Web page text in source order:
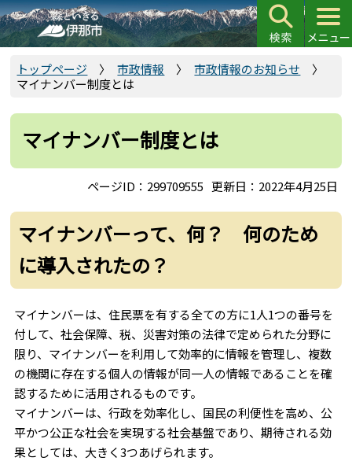
こ
の
ペ
で
トップページ 市政情報
市政情報のお知らせ
マイナンバー制度とは
マイナンバー制度とは
ページID：299709555 更新日：2022年4月25日
マイナンバーって、何？ 何のため
に導入されたの？
マイナンバーは、住民票を有する全ての方に1人1つの番号を
付して、社会保障、税、災害対策の法律で定められた分野に
限り、マイナンバーを利用して効率的に情報を管理し、複数
の機関に存在する個人の情報が同一人の情報であることを確
認するために活用されるものです。
マイナンバーは、行政を効率化し、国民の利便性を高め、公
平かつ公正な社会を実現する社会基盤であり、期待される効
果としては、大きく3つあげられます。